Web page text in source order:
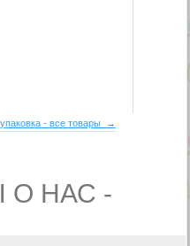
- все товары →
О НАС -